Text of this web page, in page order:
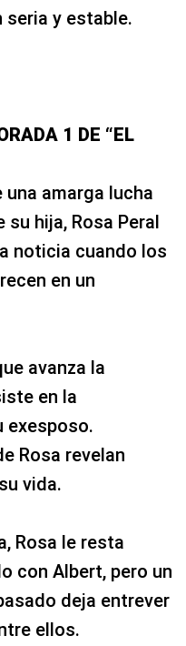
seria y estable.
1 DE “EL
una amarga lucha
hija, Rosa Peral
noticia cuando los
en un
avanza la
en la
exesposo.
Rosa revelan
vida.
Rosa le resta
con Albert, pero un
deja entrever
ellos.